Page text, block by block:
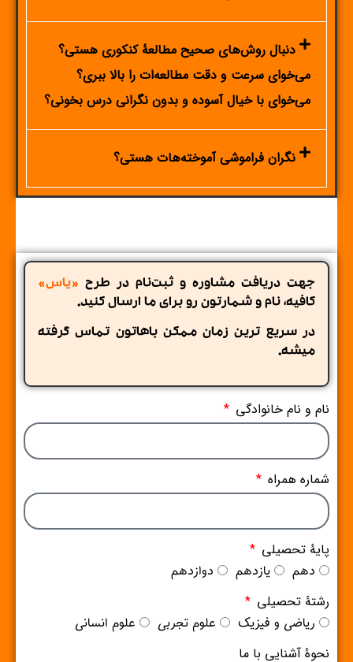
دنبال روش‌های صحیح مطالعۀ کنکوری هستی؟
می‌خوای سرعت و دقت مطالعه‌ات را بالا ببری؟
می‌خوای با خیال آسوده و بدون نگرانی درس بخونی؟
نگران فراموشی آموخته‌هات هستی؟
جهت دریافت مشاوره و ثبت‌نام در طرح «یاس»
کافیه، نام و شمارتون رو برای ما ارسال کنید.
در سریع ترین زمان ممکن باهاتون تماس گرفته
میشه..
نام و نام خانوادگی
شماره همراه
پایۀ تحصیلی
دهم
یازدهم
دوازدهم
رشتۀ تحصیلی
ریاضی و فیزیک
علوم تجربی
علوم انسانی
نحوۀ آشنایی با ما